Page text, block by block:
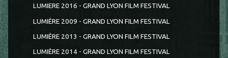
LUMIERE 2016 - GRAND LYON FILM FESTIVAL
LUMIÈRE 2009 - GRAND LYON FILM FESTIVAL
LUMIÈRE 2013 - GRAND LYON FILM FESTIVAL
LUMIÈRE 2014 - GRAND LYON FILM FESTIVAL